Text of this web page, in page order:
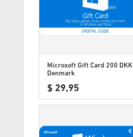
Microsoft Gift Card 200 DKK
Denmark
$ 29,95